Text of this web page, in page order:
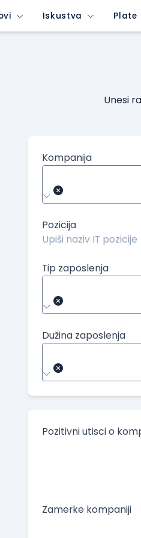
Iskustva Plate
Unesi
Kompanija
Pozicija
Tip zaposlenja
Dužina zaposlenja
Pozitivni utisci o
Zamerke kompaniji